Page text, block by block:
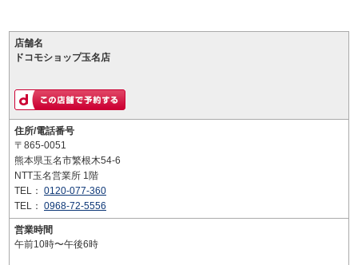
店舗名
ドコモショップ玉名店
住所/電話番号
〒865-0051
熊本県玉名市繁根木54-6
NTT玉名営業所 1階
TEL： 0120-077-360
TEL： 0968-72-5556
営業時間
午前10時〜午後6時